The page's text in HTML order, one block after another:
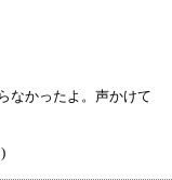
なかったよ。声かけて